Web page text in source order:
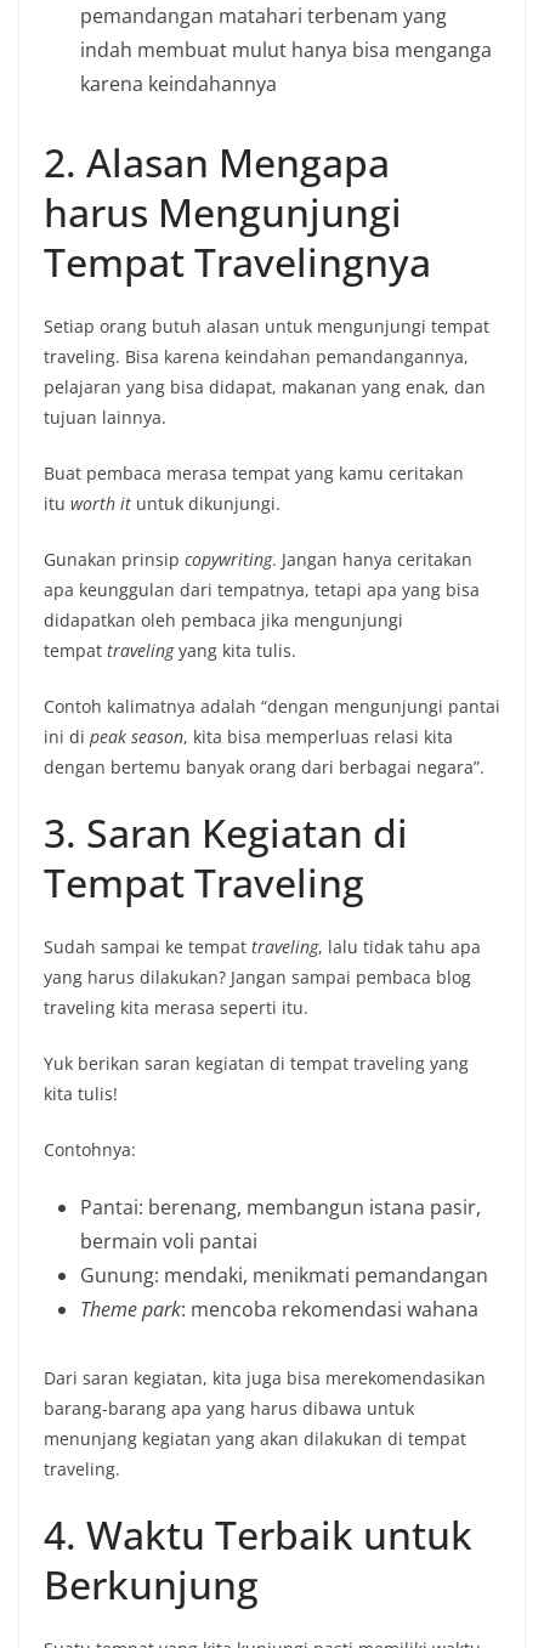
pemandangan matahari terbenam yang
indah membuat mulut hanya bisa menganga
karena keindahannya
2. Alasan Mengapa
harus Mengunjungi
Tempat Travelingnya
Setiap orang butuh alasan untuk mengunjungi tempat
traveling. Bisa karena keindahan pemandangannya,
pelajaran yang bisa didapat, makanan yang enak, dan
tujuan lainnya.
Buat pembaca merasa tempat yang kamu ceritakan
itu worth it untuk dikunjungi.
Gunakan prinsip copywriting. Jangan hanya ceritakan
apa keunggulan dari tempatnya, tetapi apa yang bisa
didapatkan oleh pembaca jika mengunjungi
tempat travelingyang kita tulis.
Contoh kalimatnya adalah “dengan mengunjungi pantai
ini di peak season, kita bisa memperluas relasi kita
dengan bertemu banyak orang dari berbagai negara”.
3. Saran Kegiatan di
Tempat Traveling
Sudah sampai ke tempat traveling, lalu tidak tahu apa
yang harus dilakukan? Jangan sampai pembaca blog
traveling kita merasa seperti itu.
Yuk berikan saran kegiatan di tempat traveling yang
kita tulis!
Contohnya:
Pantai: berenang, membangun istana pasir,
bermain voli pantai
Gunung: mendaki, menikmati pemandangan
Theme park: mencoba rekomendasi wahana
Dari saran kegiatan, kita juga bisa merekomendasikan
barang-barang apa yang harus dibawa untuk
menunjang kegiatan yang akan dilakukan di tempat
traveling.
4. Waktu Terbaik untuk
Berkunjung